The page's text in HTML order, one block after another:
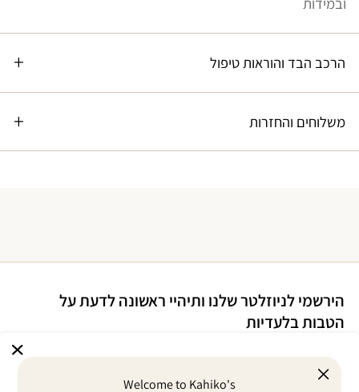
הרכב הבד והוראות טיפול
משלוחים והחזרות
הירשמי לניוזלטר שלנו ותיהיי ראשונה לדעת על
הטבות בלעדיות
Welcome to Kahiko's